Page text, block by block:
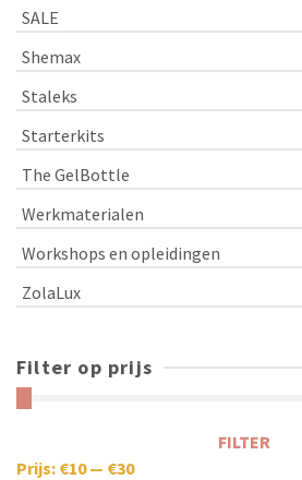
SALE
Shemax
Staleks
Starterkits
The GelBottle
Werkmaterialen
Workshops en opleidingen
ZolaLux
Filter op prijs
FILTER
Prijs: €10— €30